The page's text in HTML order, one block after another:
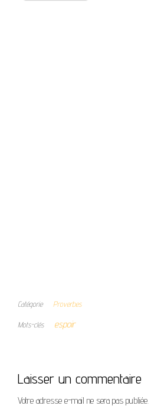
Catégorie Proverbes
Mots-clés espoir
Laisser un commentaire
Votre adresse e-mail ne sera pas publiée.